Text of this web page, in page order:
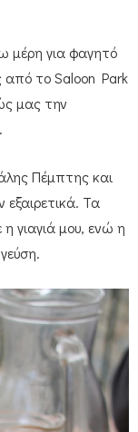
μέρη για φαγητό
από το Saloon Park
μας την
Πέμπτης και
Τα
η γιαγιά μου, ενώ η